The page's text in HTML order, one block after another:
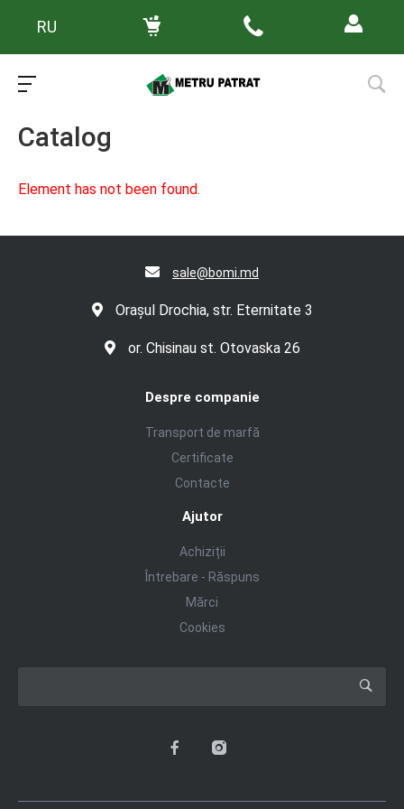
RU
Main Каталог товаров
Catalog
Element has not been found.
sale@bomi.md
Orașul Drochia, str. Eternitate 3
or. Chisinau st. Otovaska 26
Despre companie
Transport de marfă
Certificate
Contacte
Ajutor
Achiziții
Întrebare - Răspuns
Mărci
Cookies